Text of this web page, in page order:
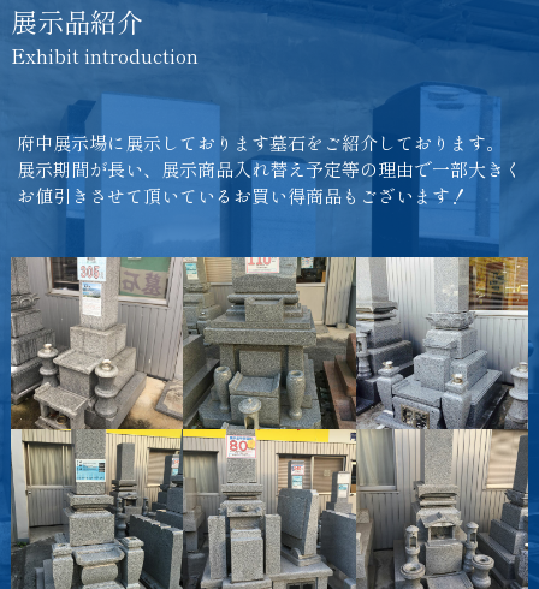
展示品紹介
Exhibit introduction
府中展示場に展示しております墓石をご紹介しております。
展示期間が長い、展示商品入れ替え予定等の理由で一部大きく
お値引きさせて頂いているお買い得商品もございます！